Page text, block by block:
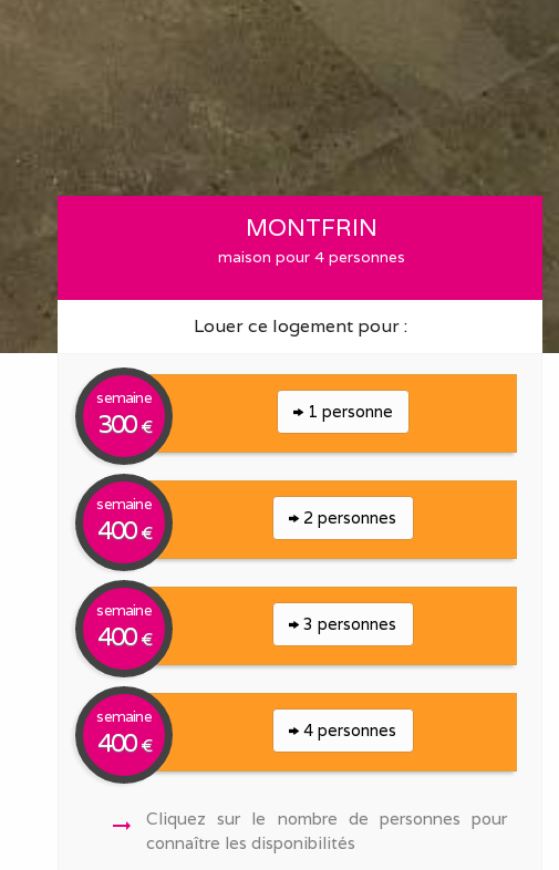
MONTFRIN
maison pour 4 personnes
Louer ce logement pour :
1 personne
semaine
300 €
2 personnes
semaine
400 €
3 personnes
semaine
400 €
4 personnes
semaine
400 €
arrow_right_alt
Cliquez sur le nombre de personnes pour
connaître les disponibilités